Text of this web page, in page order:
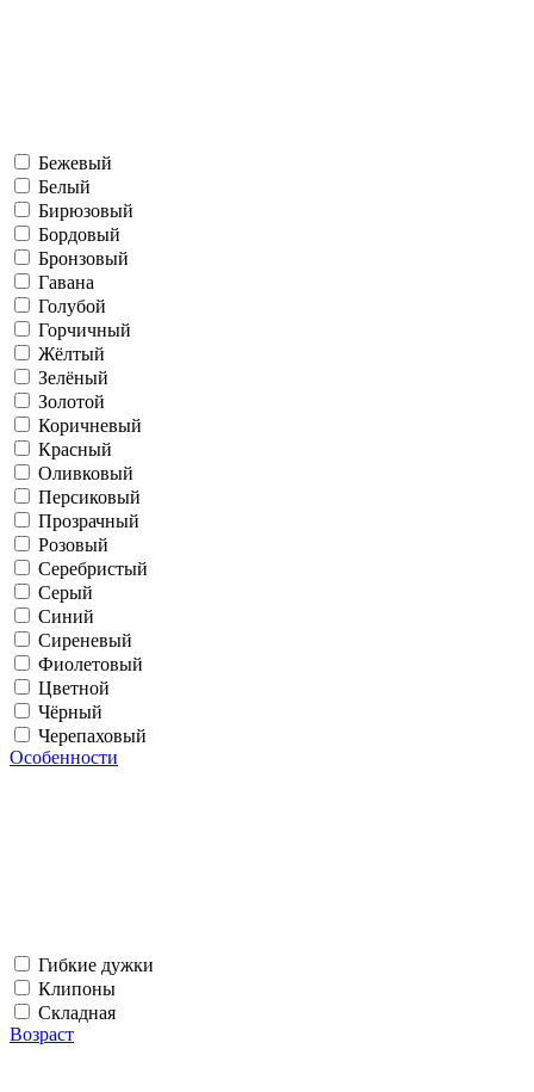
Бежевый
Белый
Бирюзовый
Бордовый
Бронзовый
Гавана
Голубой
Горчичный
Жёлтый
Зелёный
Золотой
Коричневый
Красный
Оливковый
Персиковый
Прозрачный
Розовый
Серебристый
Серый
Синий
Сиреневый
Фиолетовый
Цветной
Чёрный
Черепаховый
Особенности
Гибкие дужки
Клипоны
Складная
Возраст